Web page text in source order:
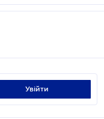
увійти